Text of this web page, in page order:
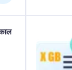
5G
को
हमारे
मैनुअल